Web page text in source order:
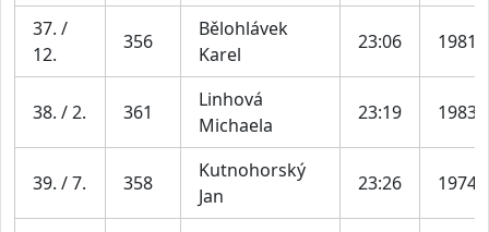
37. /
12.
356
Bělohlávek
Karel
23:06 1981
38. / 2. 361
Linhová
Michaela
23:19 1983
39. / 7. 358
Kutnohorský
Jan
23:26 1974